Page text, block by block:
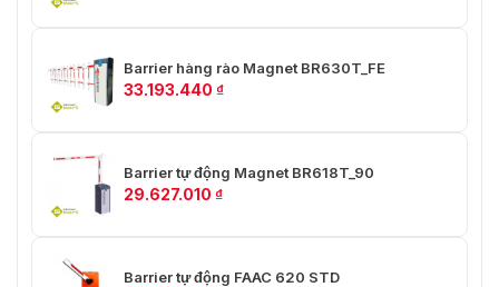
Barrier hàng rào Magnet BR630T_FE
33.193.440 ₫
Barrier tự động Magnet BR618T_90
29.627.010 ₫
Barrier tự động FAAC 620 STD